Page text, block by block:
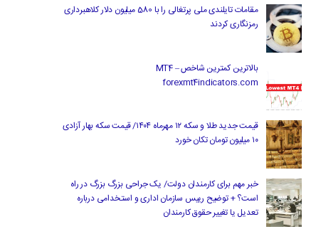
مقامات تایلندی ملی پرتغالی را با 580 میلیون دلار کلاهبرداری
رمزنگاری کردند
بالاترین کمترین شاخص MT4 –
forexmt4indicators.com
قیمت جدید طلا و سکه ۱۲ مهرماه ۱۴۰۴/ قیمت سکه بهار آزادی
۱۰ میلیون تومان تکان خورد
خبر مهم برای کارمندان دولت/ یک جراحی بزرگ بزرگ در راه
است؟ + توضیح رییس سازمان اداری و استخدامی درباره
تعدیل یا تغییر حقوق کارمندان